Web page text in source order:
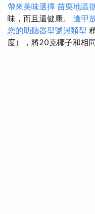
帶來美味選擇 苗栗地區
味，而且還健康。 逢甲
您的助聽器型號與類型
度），將20克椰子和相